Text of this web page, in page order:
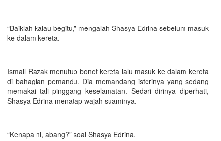
“Baiklah kalau begitu,” mengalah Shasya Edrina sebelum masuk
ke dalam kereta.
Ismail Razak menutup bonet kereta lalu masuk ke dalam kereta
di bahagian pemandu. Dia memandang isterinya yang sedang
memakai tali pinggang keselamatan. Sedari dirinya diperhati,
Shasya Edrina menatap wajah suaminya.
“Kenapa ni, abang?” soal Shasya Edrina.